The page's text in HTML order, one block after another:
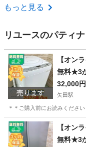
大阪 大阪市
もっと見る
リユースのパティナ
売ります
【オン
無料★3
2023年
32,000円
矢田駅
＊＊ご購入前にお読みくださ
大阪 大阪市 矢田駅
【オン
無料★3